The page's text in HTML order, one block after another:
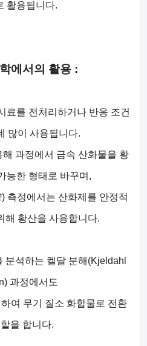
활용됩니다.
에서의 활용 :
료를 전처리하거나 반응 조건
많이 사용됩니다.
과정에서 금속 산화물을 황
능한 형태로 바꾸며,
측정에서는 산화제를 안정적
해 황산을 사용합니다.
분석하는 켈달 분해(Kjeldahl
과정에서도
여 무기 질소 화합물로 전환
을 합니다.